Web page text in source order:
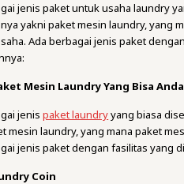
jenis paket untuk usaha laundry
yakni paket mesin laundry, yang
Ada berbagai jenis paket
Mesin Laundry Yang Bisa
jenispaket laundryyang biasa
mesin laundry, yang mana paket
jenis paket dengan fasilitas yang
Coin